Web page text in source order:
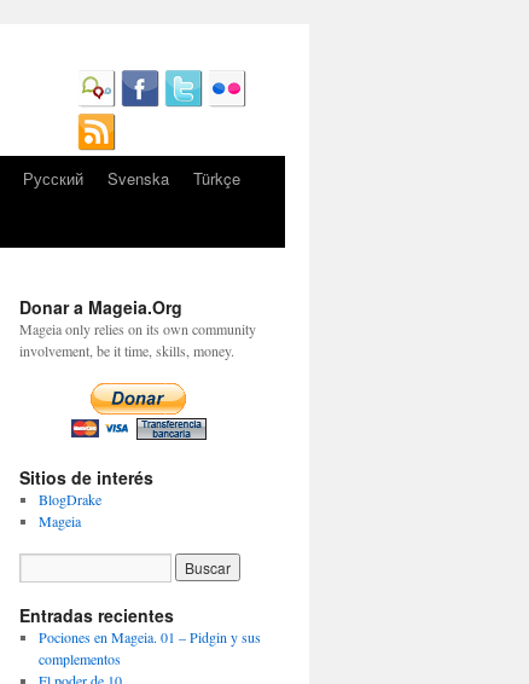
Русский Svenska
Türkçe
Donar a Mageia.Org
Mageia only relies on its own community
involvement, be it time, skills, money.
Sitios de interés
BlogDrake
Mageia
Entradas recientes
Pociones en Mageia. 01 – Pidgin y sus
complementos